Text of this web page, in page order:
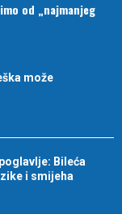
od „najmanjeg
može
Bileća
i smijeha